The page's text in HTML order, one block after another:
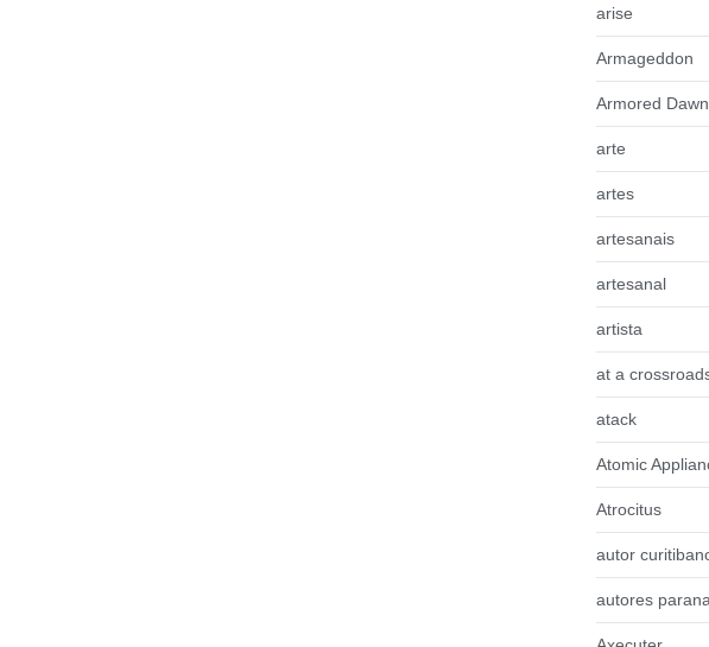
arise
Armageddon
Armored Dawn
arte
artes
artesanais
artesanal
artista
at a
atack
Atomic
Atrocitus
autor
autores